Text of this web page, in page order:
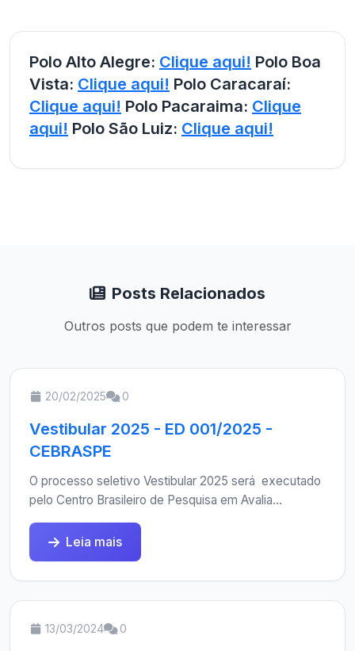
Polo Alto Alegre: Clique aqui! Polo Boa
Vista: Clique aqui! Polo Caracaraí:
Clique aqui! Polo Pacaraima: Clique
aqui! Polo São Luiz: Clique aqui!
Posts Relacionados
Outros posts que podem te interessar
20/02/2025 0
Vestibular 2025 - ED 001/2025 -
CEBRASPE
O processo seletivo Vestibular 2025 será executado
pelo Centro Brasileiro de Pesquisa em Avalia...
Leia mais
13/03/2024 0